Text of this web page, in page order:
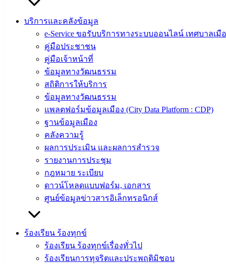
บริการและคลังข้อมูล
e-Service ขอรับบริการทางระบบออนไลน์ เทศบาลเมื
คู่มือประชาชน
คู่มือเจ้าหน้าที่
ข้อมูลทางวัฒนธรรม
สถิติการให้บริการ
ข้อมูลทางวัฒนธรรม
แพลตฟอร์มข้อมูลเมือง (City Data Platform : CDP)
ฐานข้อมูลเมือง
คลังความรู้
ผลการประเมิน และผลการสำรวจ
รายงานการประชุม
กฎหมาย ระเบียบ
ดาวน์โหลดแบบฟอร์ม, เอกสาร
ศูนย์ข้อมูลข่าวสารอิเล็กทรอนิกส์
ร้องเรียน ร้องทุกข์
ร้องเรียน ร้องทุกข์เรื่องทั่วไป
ร้องเรียนการทุจริตและประพฤติมิชอบ
ข่าวสาร
อิเล็กทรอนิกส์
องค์
ความรู้
(Knowledge
Management)
เทศบาล
สายตรง
นายก
ประวัติ
เทศบาล
ผู้บริหาร
และ
หัวหน้า
ราชการ
สภา
เทศบาล